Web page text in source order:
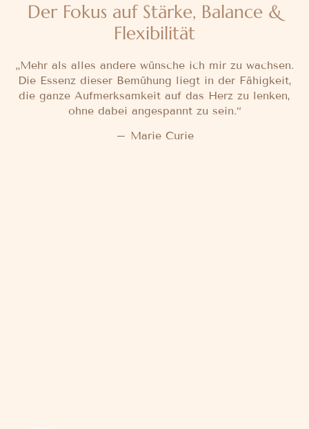
Der Fokus auf Stärke, Balance &
Flexibilität
„Mehr als alles andere wünsche ich mir zu wachsen.
Die Essenz dieser Bemühung liegt in der Fähigkeit,
die ganze Aufmerksamkeit auf das Herz zu lenken,
ohne dabei angespannt zu sein.“
– Marie Curie